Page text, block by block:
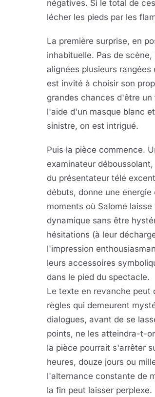
négatives. Si le total de
lécher les pieds par les
La première surprise, en
inhabituelle. Pas de
alignées plusieurs
est invité à choisir son
grandes chances d'être
l'aide d'un masque blanc
sinistre, on est intrigué.
Puis la pièce commence.
examinateur
du présentateur télé
débuts, donne une
moments où Salomé
dynamique sans être
hésitations (à leur
l'impression
leurs accessoires
dans le pied du spectacle.
Le texte en revanche peut
règles qui demeurent
dialogues, avant de se
points, ne les atteindra-t-
la pièce pourrait s'arrêter
heures, douze jours ou
l'alternance constante de
la fin peut laisser perplexe.